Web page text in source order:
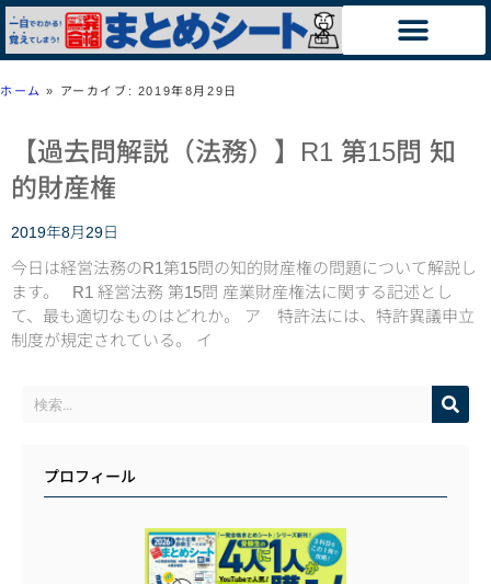
ホーム » アーカイブ: 2019年8月29日
【過去問解説（法務）】R1 第15問 知
的財産権
2019年8月29日
今日は経営法務のR1第15問の知的財産権の問題について解説し
ます。 R1 経営法務 第15問 産業財産権法に関する記述とし
て、最も適切なものはどれか。 ア 特許法には、特許異議申立
制度が規定されている。 イ
プロフィール